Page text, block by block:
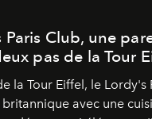
Paris Club, une
pas de la Tour
la Tour Eiffel, le Lordy's
britannique avec une